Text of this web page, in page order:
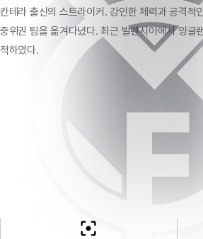
칸테라 출신의 스트라이커. 강인한 체력과 공격적
중위권 팀을 옮겨다녔다. 최근 발렌시아에서 잉글
적하였다.
filter_center_focus